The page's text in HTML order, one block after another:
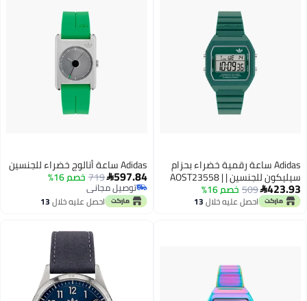
Adidas ساعة رقمية خضراء بحزام
سيليكون للجنسين | AOST23558 |
45 مم 423.93
509 خصم 16%
احصل عليه خلال13
Adidas ساعة أنالوج خضراء للجنسين
597.84
719 خصم 16%
توصيل مجاني
توصيل مجانياحصل عليه خلال13